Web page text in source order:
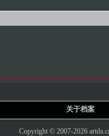
关于档案
Copyright © 2007-2026